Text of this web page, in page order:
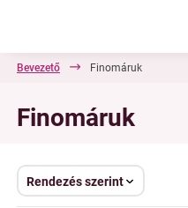
Bevezető Finomáruk
Finomáruk
Rendezés szerint